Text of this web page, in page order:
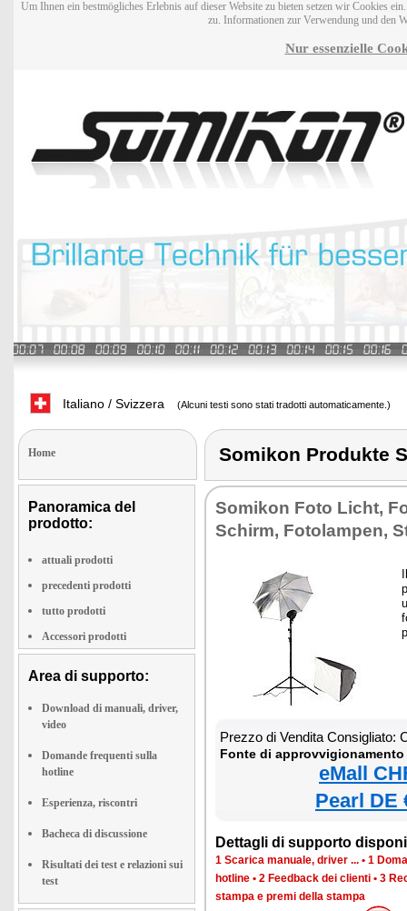
Um Ihnen ein bestmögliches Erlebnis auf dieser Website zu bieten setzen wir Cookies
zu. Informationen zur Verwendung und den
Nur essenzielle
Italiano / Svizzera (Alcuni testi sono stati tradotti automaticamente.)
Home
Panoramica del
prodotto:
attuali prodotti
precedenti prodotti
tutto prodotti
Accessori prodotti
Area di supporto:
Download di manuali, driver,
video
Domande frequenti sulla
hotline
Esperienza, riscontri
Bacheca di discussione
Risultati dei test e relazioni sui
test
Somikon Produkte
Somikon Foto Licht,
Schirm, Fotolampen,
Prezzo di Vendita Consigliato:
Fonte di
eMall
Pearl DE
Dettagli di supporto
1 Scarica manuale, driver ... • 1
hotline • 2 Feedback dei clienti • 3
stampa e premi della stampa